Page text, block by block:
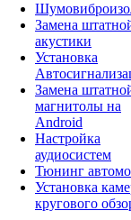
Замена
акустики
Установка
Замена
магнитолы на
Android
Настройка
аудиосистем
Тюнинг
Установка
кругового